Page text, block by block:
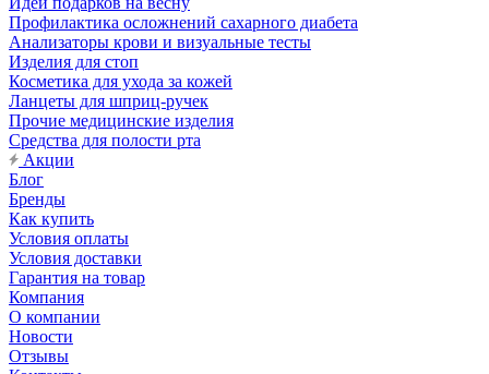
Профилактика осложнений сахарного диабета
Анализаторы крови и визуальные тесты
Изделия для стоп
Косметика для ухода за кожей
Ланцеты для шприц-ручек
Прочие медицинские изделия
Средства для полости рта
Акции
Блог
Бренды
Как купить
Условия оплаты
Условия доставки
Гарантия на товар
Компания
О компании
Новости
Отзывы